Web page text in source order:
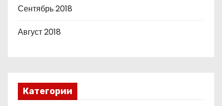
Сентябрь 2018
Август 2018
Категории